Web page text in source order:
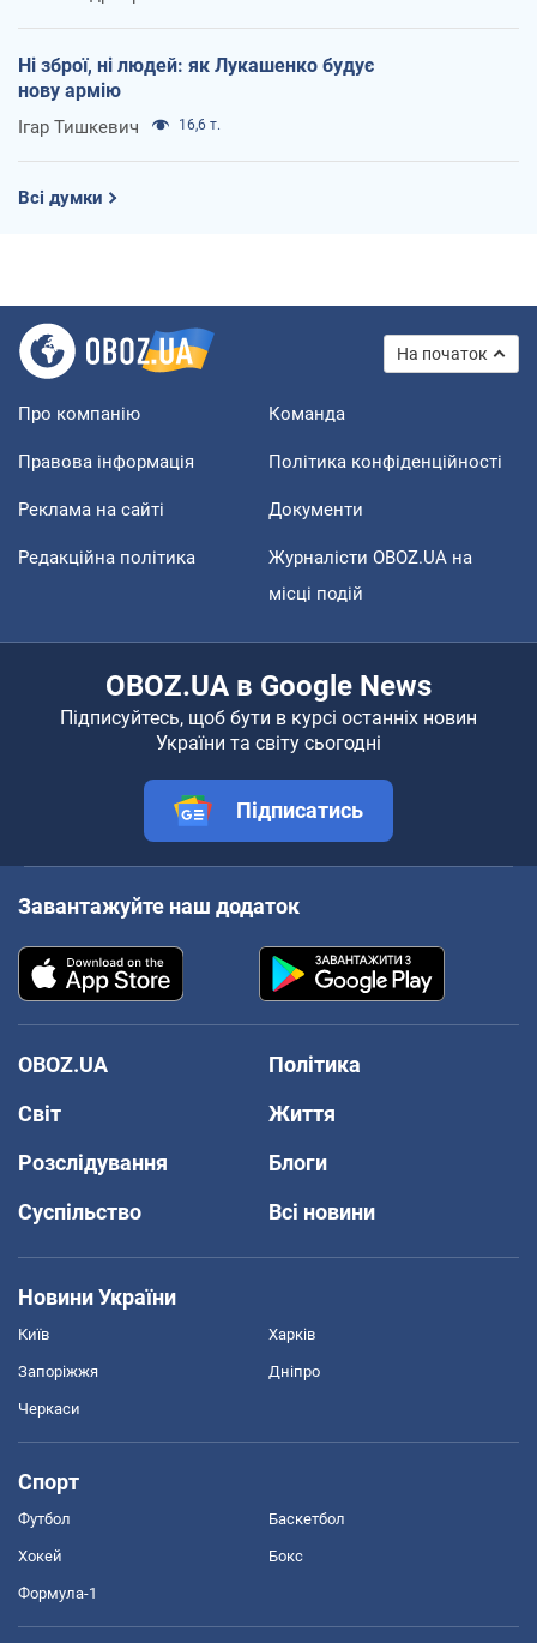
Ні зброї, ні людей: як Лукашенко будує
нову армію
Ігар Тишкевич 16,6 т.
Всі думки
На початок
Про компанію Команда
Правова інформація Політика конфіденційності
Реклама на сайті Документи
Редакційна політика
Журналісти OBOZ.UA на
місці подій
OBOZ.UA в Google News
Підписуйтесь, щоб бути в курсі останніх новин
України та світу сьогодні
Підписатись
Завантажуйте наш додаток
OBOZ.UA
Політика
Світ
Життя
Розслідування
Блоги
Суспільство
Всі новини
Новини України
Київ Харків
Запоріжжя Дніпро
Черкаси
Спорт
Футбол Баскетбол
Хокей Бокс
Формула-1